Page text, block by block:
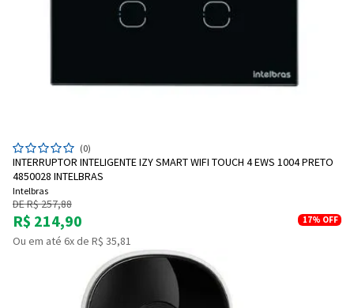
(0)
INTERRUPTOR INTELIGENTE IZY SMART WIFI TOUCH 4 EWS 1004 PRETO
4850028 INTELBRAS
Intelbras
DE R$ 257,88
R$ 214,90 17% OFF
Ou em até 6x de R$ 35,81